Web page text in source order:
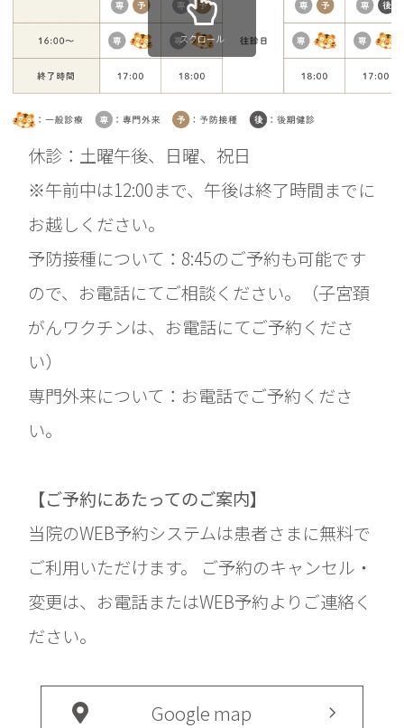
スクロール
休診：土曜午後、日曜、祝日
※午前中は12:00まで、午後は終了時間までに
お越しください。
予防接種について：8:45のご予約も可能です
ので、お電話にてご相談ください。（子宮頚
がんワクチンは、お電話にてご予約くださ
い）
専門外来について：お電話でご予約くださ
い。
【ご予約にあたってのご案内】
当院のWEB予約システムは患者さまに無料で
ご利用いただけます。 ご予約のキャンセル・
変更は、お電話またはWEB予約よりご連絡く
ださい。
Google map